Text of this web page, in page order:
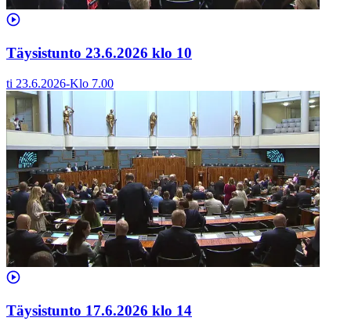
Täysistunto 23.6.2026 klo 10
ti 23.6.2026-Klo 7.00
Täysistunto 17.6.2026 klo 14